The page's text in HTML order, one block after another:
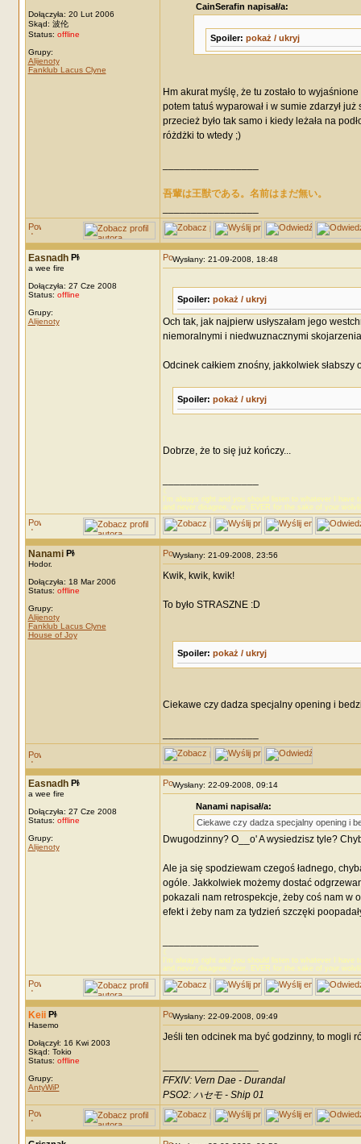
Dołączyła: 20 Lut 2006
Skąd: 波伦
Status: offline
Grupy:
Alijenoty
Fanklub Lacus Clyne
CainSerafin napisał/a:
Spoiler: pokaż / ukryj
Hm akurat myślę, że tu zostało to
potem tatuś wyparował i w sumie zdarzył
przecież było tak samo i kiedy leżała na
różdżki to wtedy ;)
吾輩は王獣である。名前はまだ無い。
Easnadh
a wee fire
Dołączyła: 27 Cze 2008
Status: offline
Grupy:
Alijenoty
Wysłany: 21-09-2008, 18:48
Spoiler: pokaż / ukryj
Och tak, jak najpierw usłyszałam jego
niemoralnymi i niedwuznacznymi
Odcinek całkiem znośny, jakkolwiek
Spoiler: pokaż / ukryj
Dobrze, że to się już kończy...
☾
I’m always right and you should listen to whatever I have
and never disagree, ever, EVER for the sake of your
Nanami
Hodor.
Dołączyła: 18 Mar 2006
Status: offline
Grupy:
Alijenoty
Fanklub Lacus Clyne
House of Joy
Wysłany: 21-09-2008, 23:56
Kwik, kwik, kwik!
To było STRASZNE :D
Spoiler: pokaż / ukryj
Ciekawe czy dadza specjalny opening i
Easnadh
a wee fire
Dołączyła: 27 Cze 2008
Status: offline
Grupy:
Alijenoty
Wysłany: 22-09-2008, 09:14
Nanami napisał/a:
Ciekawe czy dadza specjalny opening i
Dwugodzinny? O__o' A wysiedzisz tyle?
Ale ja się spodziewam czegoś ładnego,
ogóle. Jakkolwiek możemy dostać
pokazali nam retrospekcje, żeby coś nam w
efekt i żeby nam za tydzień szczęki
☾
I’m always right and you should listen to whatever I have
and never disagree, ever, EVER for the sake of your
Keii
Hasemo
Dołączył: 16 Kwi 2003
Skąd: Tokio
Status: offline
Grupy:
AntyWiP
Wysłany: 22-09-2008, 09:49
Jeśli ten odcinek ma być godzinny, to mogli
FFXIV: Vern Dae - Durandal
PSO2: ハセモ - Ship 01